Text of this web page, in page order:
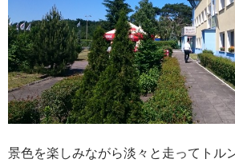
景色を楽しみながら淡々と走ってトル